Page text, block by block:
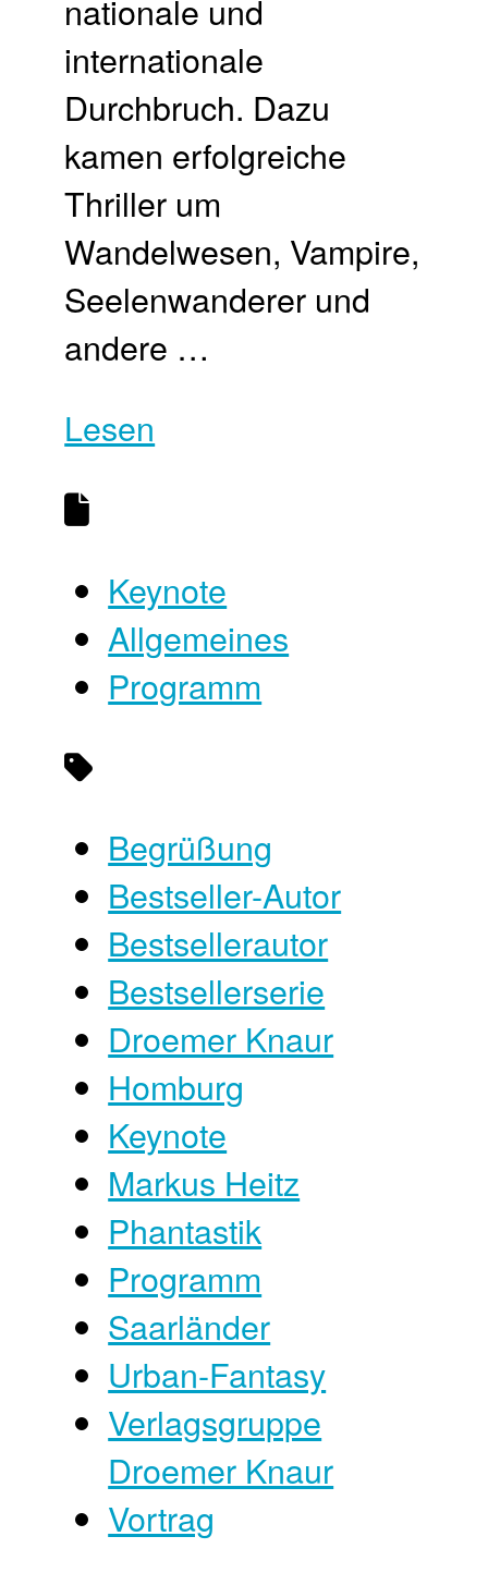
nationale und
internationale
Durchbruch. Dazu
kamen erfolgreiche
Thriller um
Wandelwesen, Vampire,
Seelenwanderer und
andere …
Lesen
Keynote
Allgemeines
Programm
Begrüßung
Bestseller-Autor
Bestsellerautor
Bestsellerserie
Droemer Knaur
Homburg
Keynote
Markus Heitz
Phantastik
Programm
Saarländer
Urban-Fantasy
Verlagsgruppe
Droemer Knaur
Vortrag